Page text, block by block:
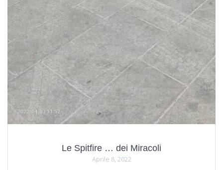
Le Spitfire … dei Miracoli
Aprile 8, 2022